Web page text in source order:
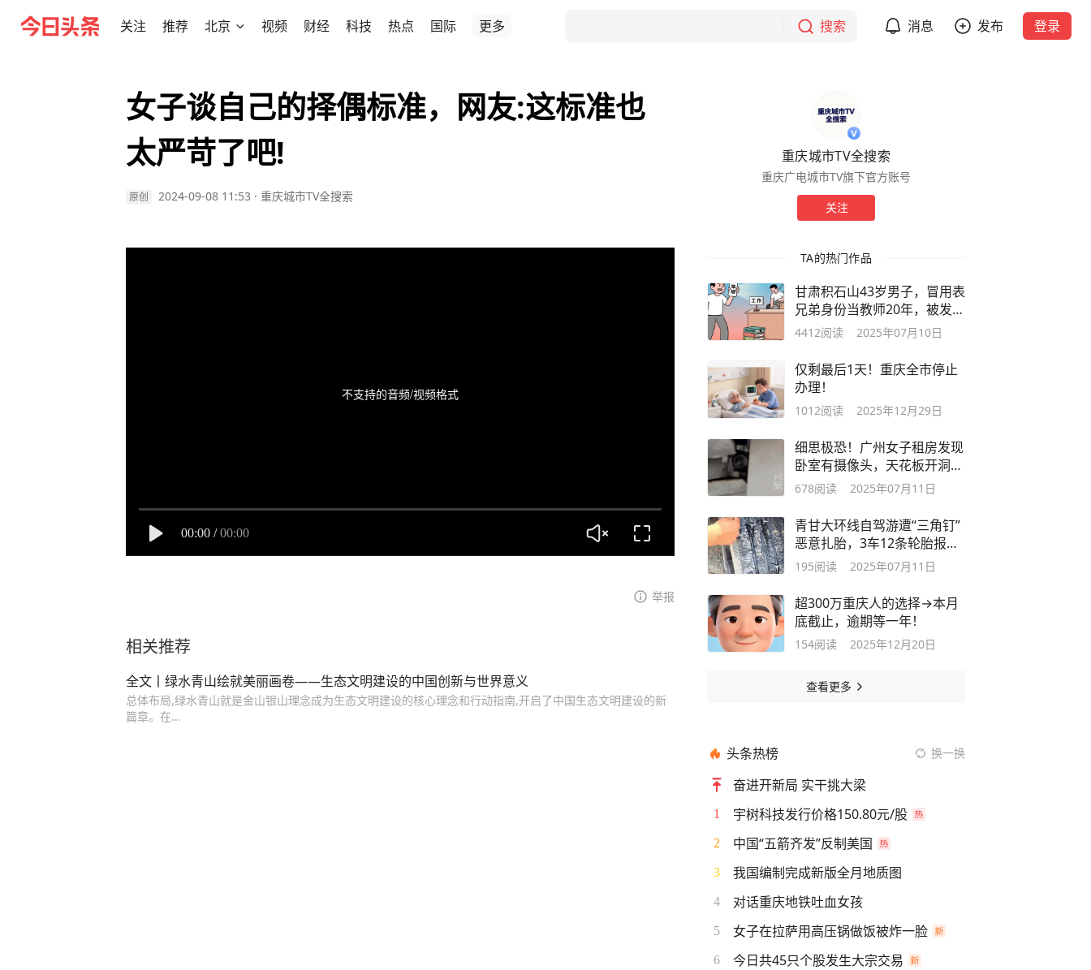
关注 推荐 北京 视频 财经 科技 热点 国际 更多 搜索 消息 发布 登录
女子谈自己的择偶标准，网友:这标准也
太严苛了吧!
原创 2024-09-08 11:53 · 重庆城市TV全搜索
不支持的音频/视频格式
00:00 / 00:00
举报
相关推荐
全文丨绿水青山绘就美丽画卷——生态文明建设的中国创新与世界意义
总体布局,绿水青山就是金山银山理念成为生态文明建设的核心理念和行动指南,开启了中国生态文明建设的新
篇章。在...
重庆城市TV全搜索
重庆广电城市TV旗下官方账号
关注
TA的热门作品
甘肃积石山43岁男子，冒用表
兄弟身份当教师20年，被发现
后拒辞职，法院：有期徒刑1
4412阅读 2025年07月10日
仅剩最后1天！重庆全市停止
办理！
1012阅读 2025年12月29日
细思极恐！广州女子租房发现
卧室有摄像头，天花板开洞正
对床铺，房东称“不知情”拒绝
678阅读 2025年07月11日
青甘大环线自驾游遭“三角钉”
恶意扎胎，3车12条轮胎报
废，最多一条胎扎了30多颗，
195阅读 2025年07月11日
超300万重庆人的选择→本月
底截止，逾期等一年！
154阅读 2025年12月20日
查看更多
头条热榜 换一换
奋进开新局 实干挑大梁
1 宇树科技发行价格150.80元/股
2 中国“五箭齐发”反制美国
3 我国编制完成新版全月地质图
4 对话重庆地铁吐血女孩
5 女子在拉萨用高压锅做饭被炸一脸
6 今日共45只个股发生大宗交易